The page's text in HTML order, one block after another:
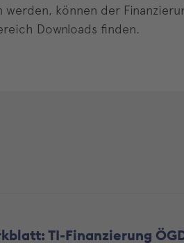
können der
Downloads finden.
TI-Finanzierung